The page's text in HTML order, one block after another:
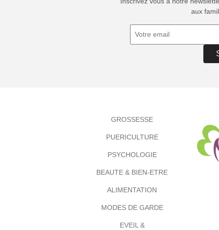
aux
GROSSESSE
PUERICULTURE
PSYCHOLOGIE
BEAUTE & BIEN-ETRE
ALIMENTATION
MODES DE GARDE
EVEIL &